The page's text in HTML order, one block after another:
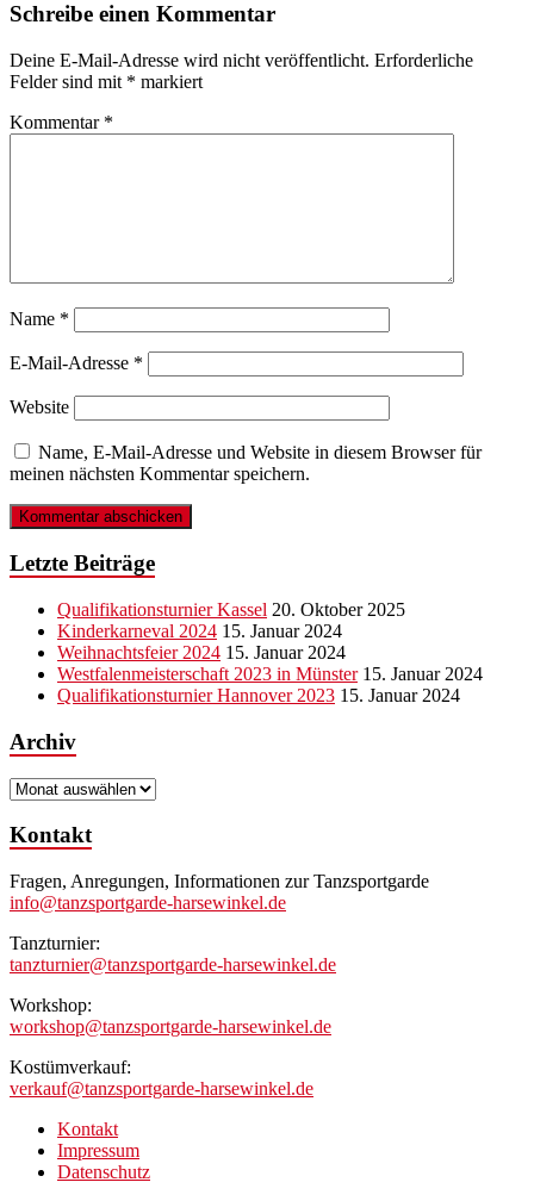
Schreibe einen Kommentar
Deine E-Mail-Adresse wird nicht veröffentlicht. Erforderliche
Felder sind mit * markiert
Kommentar *
Name *
E-Mail-Adresse *
Website
Name, E-Mail-Adresse und Website in diesem Browser für
meinen nächsten Kommentar speichern.
Letzte Beiträge
Qualifikationsturnier Kassel 20. Oktober 2025
Kinderkarneval 2024 15. Januar 2024
Weihnachtsfeier 2024 15. Januar 2024
Westfalenmeisterschaft 2023 in Münster 15. Januar 2024
Qualifikationsturnier Hannover 2023 15. Januar 2024
Archiv
Archiv
Kontakt
Fragen, Anregungen, Informationen zur Tanzsportgarde
info@tanzsportgarde-harsewinkel.de
Tanzturnier:
tanzturnier@tanzsportgarde-harsewinkel.de
Workshop:
workshop@tanzsportgarde-harsewinkel.de
Kostümverkauf:
verkauf@tanzsportgarde-harsewinkel.de
Kontakt
Impressum
Datenschutz